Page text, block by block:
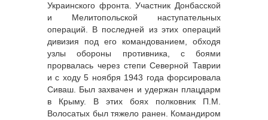
Украинского фронта. Участник Донбасской
и Мелитопольской наступательных
операций. В последней из этих операций
дивизия под его командованием, обходя
узлы обороны противника, с боями
прорвалась через степи Северной Таврии
и с ходу 5 ноября 1943 года форсировала
Сиваш. Был захвачен и удержан плацдарм
в Крыму. В этих боях полковник П.М.
Волосатых был тяжело ранен. Командиром